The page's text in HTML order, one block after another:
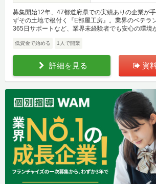
募集開始12年、47都道府県での実績ありの企業が
ずその土地で根付く『E部屋工房』。業界のベテラ
365日サポートなど、業界未経験者でも安心の環境
低資金で始める 1人で開業
詳細を見る 資